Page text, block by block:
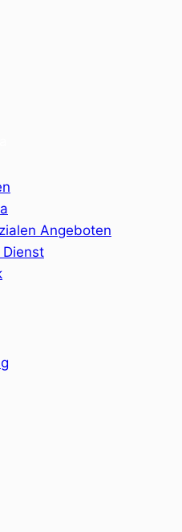
Angeboten